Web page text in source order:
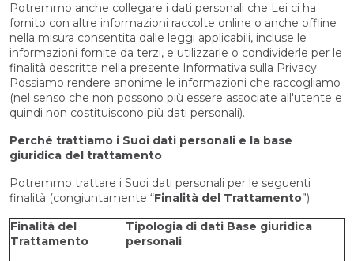
Potremmo anche collegare i dati personali che Lei ci ha
fornito con altre informazioni raccolte online o anche offline
nella misura consentita dalle leggi applicabili, incluse le
informazioni fornite da terzi, e utilizzarle o condividerle per le
finalità descritte nella presente Informativa sulla Privacy.
Possiamo rendere anonime le informazioni che raccogliamo
(nel senso che non possono più essere associate all'utente e
quindi non costituiscono più dati personali).
Perché trattiamo i Suoi dati personali e la base
giuridica del trattamento
Potremmo trattare i Suoi dati personali per le seguenti
finalità (congiuntamente “Finalità del Trattamento”):
Finalità del
Trattamento
Tipologia di dati
personali
Base giuridica